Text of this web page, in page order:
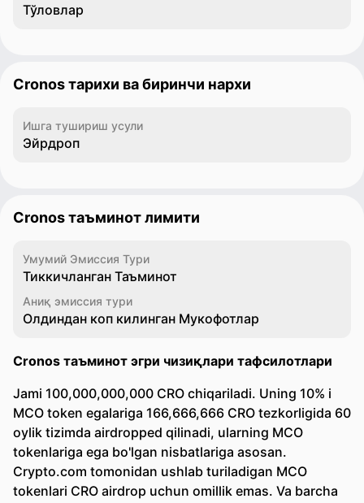
Тўловлар
Cronos тарихи ва биринчи нархи
Ишга тушириш усули
Эйрдроп
Cronos таъминот лимити
Умумий Эмиссия Тури
Тиккичланган Таъминот
Аниқ эмиссия тури
Олдиндан коп килинган Мукофотлар
Cronos таъминот эгри чизиқлари тафсилотлари
Jami 100,000,000,000 CRO chiqariladi. Uning 10% i
MCO token egalariga 166,666,666 CRO tezkorligida 60
oylik tizimda airdropped qilinadi, ularning MCO
tokenlariga ega bo'lgan nisbatlariga asosan.
Crypto.com tomonidan ushlab turiladigan MCO
tokenlari CRO airdrop uchun omillik emas. Va barcha